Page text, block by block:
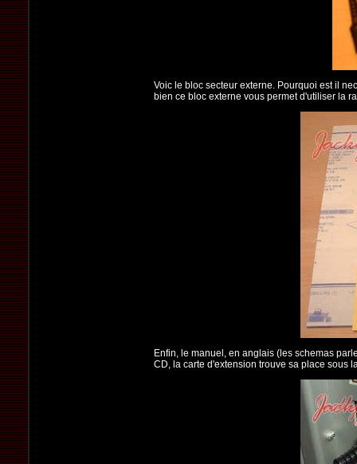
Voic le bloc secteur externe. Pourquoi est il
bien ce bloc externe vous permet d'utiliser la
Enfin, le manuel, en anglais (les schemas
CD, la carte d'extension trouve sa place sous